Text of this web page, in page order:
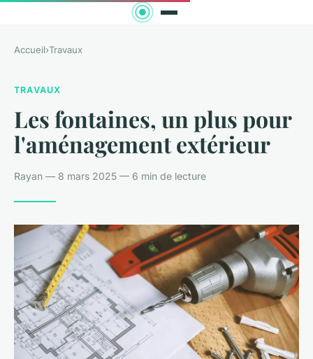
Accueil›Travaux
TRAVAUX
Les fontaines, un plus pour
l'aménagement extérieur
Rayan — 8 mars 2025 — 6 min de lecture